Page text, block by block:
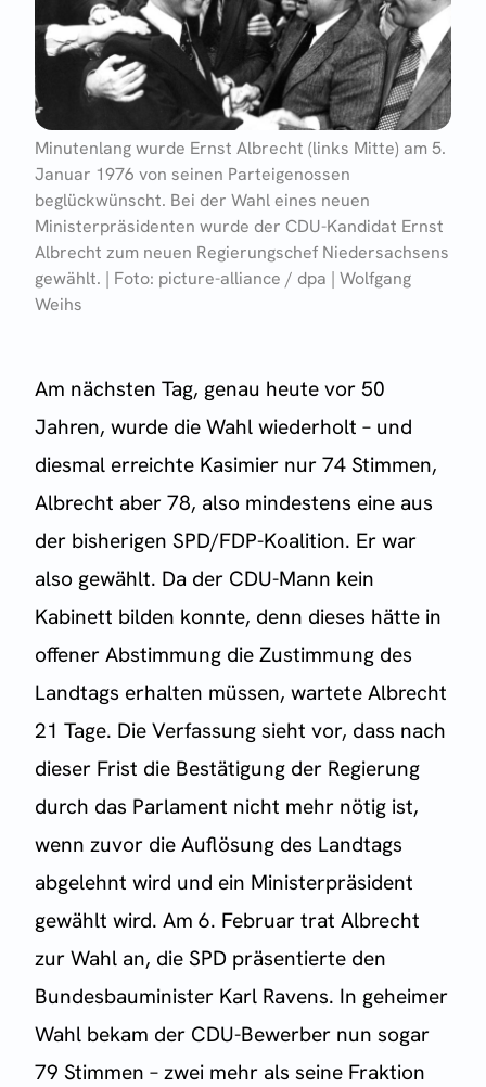
Minutenlang wurde Ernst Albrecht (links Mitte) am 5.
Januar 1976 von seinen Parteigenossen
beglückwünscht. Bei der Wahl eines neuen
Ministerpräsidenten wurde der CDU-Kandidat Ernst
Albrecht zum neuen Regierungschef Niedersachsens
gewählt. | Foto: picture-alliance / dpa | Wolfgang
Weihs
Am nächsten Tag, genau heute vor 50
Jahren, wurde die Wahl wiederholt – und
diesmal erreichte Kasimier nur 74 Stimmen,
Albrecht aber 78, also mindestens eine aus
der bisherigen SPD/FDP-Koalition. Er war
also gewählt. Da der CDU-Mann kein
Kabinett bilden konnte, denn dieses hätte in
offener Abstimmung die Zustimmung des
Landtags erhalten müssen, wartete Albrecht
21 Tage. Die Verfassung sieht vor, dass nach
dieser Frist die Bestätigung der Regierung
durch das Parlament nicht mehr nötig ist,
wenn zuvor die Auflösung des Landtags
abgelehnt wird und ein Ministerpräsident
gewählt wird. Am 6. Februar trat Albrecht
zur Wahl an, die SPD präsentierte den
Bundesbauminister Karl Ravens. In geheimer
Wahl bekam der CDU-Bewerber nun sogar
79 Stimmen – zwei mehr als seine Fraktion